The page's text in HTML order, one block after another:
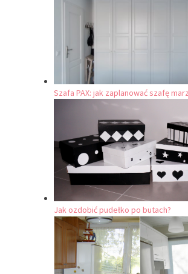
Szafa PAX: jak zaplanować szafę
Jak ozdobić pudełko po butach?